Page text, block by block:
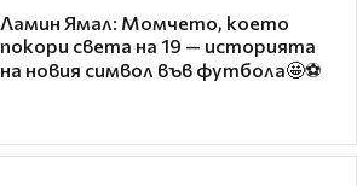
Ламин Ямал: Момчето, което
покори света на 19 — историята
на новия символ във футбола🤩⚽